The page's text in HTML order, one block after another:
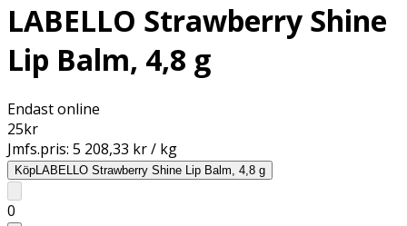
LABELLO Strawberry Shine
Lip Balm, 4,8 g
Endast online
25kr
Jmfs.pris: 5 208,33 kr / kg
KöpLABELLO Strawberry Shine Lip Balm, 4,8 g
0